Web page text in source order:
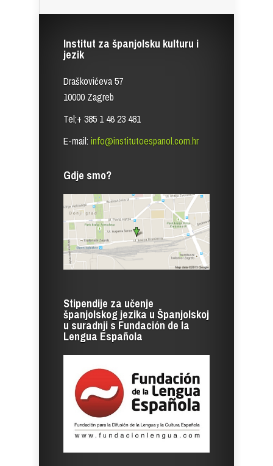
Institut za španjolsku kulturu i
jezik
Draškovićeva 57
10000 Zagreb
Tel;+ 385 1 46 23 481
E-mail: info@institutoespanol.com.hr
Gdje smo?
Stipendije za učenje
španjolskog jezika u Španjolskoj
u suradnji s Fundación de la
Lengua Española